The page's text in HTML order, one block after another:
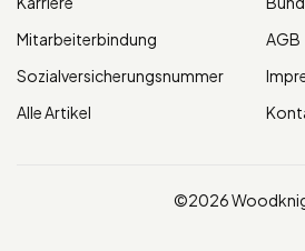
Mitarbeiterbindung
Sozialversicherungsnummer
Alle Artikel
AGB
©2026